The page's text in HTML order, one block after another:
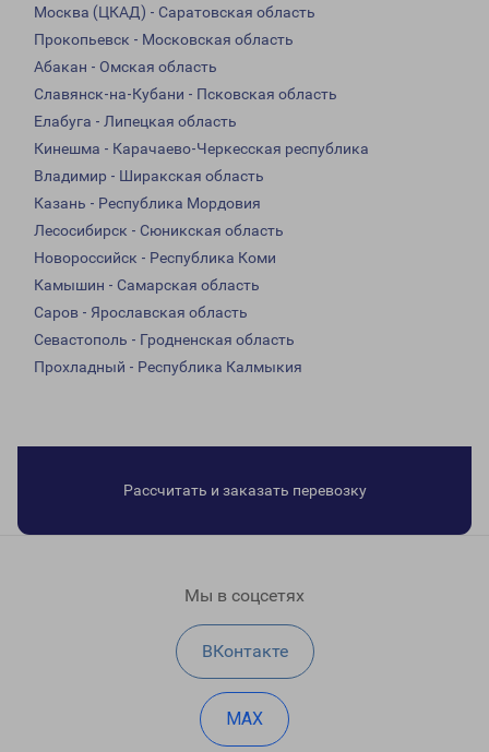
Москва (ЦКАД) - Саратовская область
Прокопьевск - Московская область
Абакан - Омская область
Славянск-на-Кубани - Псковская область
Елабуга - Липецкая область
Кинешма - Карачаево-Черкесская республика
Владимир - Ширакская область
Казань - Республика Мордовия
Лесосибирск - Сюникская область
Новороссийск - Республика Коми
Камышин - Самарская область
Саров - Ярославская область
Севастополь - Гродненская область
Прохладный - Республика Калмыкия
Рассчитать и заказать перевозку
Мы в соцсетях
ВКонтакте
MAX